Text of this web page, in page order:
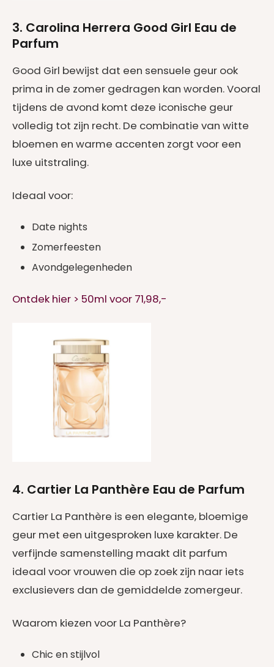
3. Carolina Herrera Good Girl Eau de
Parfum
Good Girl bewijst dat een sensuele geur ook
prima in de zomer gedragen kan worden. Vooral
tijdens de avond komt deze iconische geur
volledig tot zijn recht. De combinatie van witte
bloemen en warme accenten zorgt voor een
luxe uitstraling.
Ideaal voor:
Date nights
Zomerfeesten
Avondgelegenheden
Ontdek hier > 50ml voor 71,98,-
4. Cartier La Panthère Eau de Parfum
Cartier La Panthère is een elegante, bloemige
geur met een uitgesproken luxe karakter. De
verfijnde samenstelling maakt dit parfum
ideaal voor vrouwen die op zoek zijn naar iets
exclusievers dan de gemiddelde zomergeur.
Waarom kiezen voor La Panthère?
Chic en stijlvol